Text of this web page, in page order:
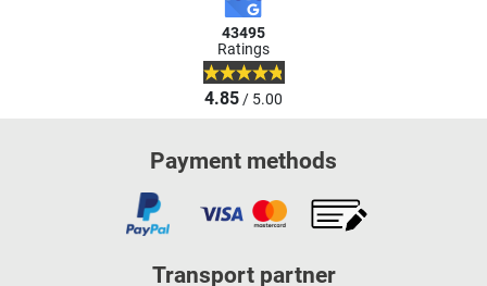
43495
Ratings
4.85/ 5.00
Payment methods
Transport partner